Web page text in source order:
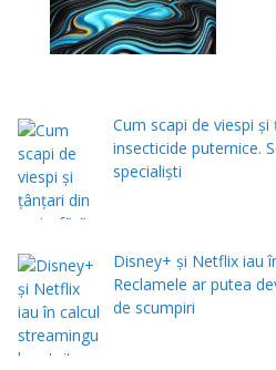
Cum scapi de viespi
insecticide puternice.
specialiști
Disney+ și Netflix iau
Reclamele ar putea
de scumpiri